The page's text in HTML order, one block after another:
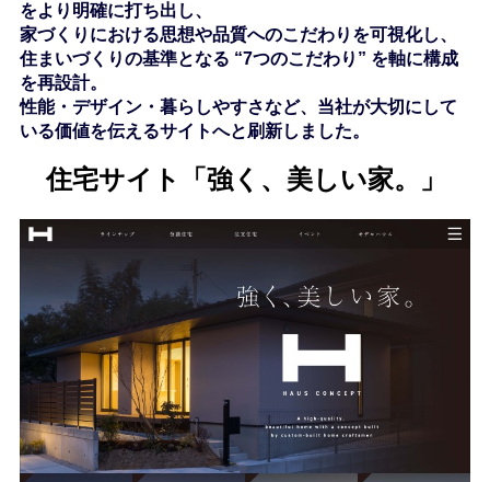
をより明確に打ち出し、
家づくりにおける思想や品質へのこだわりを可視化し、
住まいづくりの基準となる “7つのこだわり” を軸に構成
を再設計。
性能・デザイン・暮らしやすさなど、当社が大切にして
いる価値を伝えるサイトへと刷新しました。
住宅サイト「強く、美しい家。」